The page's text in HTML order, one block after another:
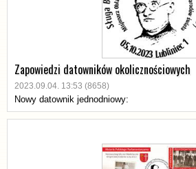
Zapowiedzi datowników okolicznościowych
2023.09.04. 13:53 (8658)
Nowy datownik jednodniowy: